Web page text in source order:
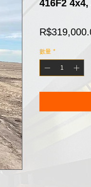
416F2
數量 *